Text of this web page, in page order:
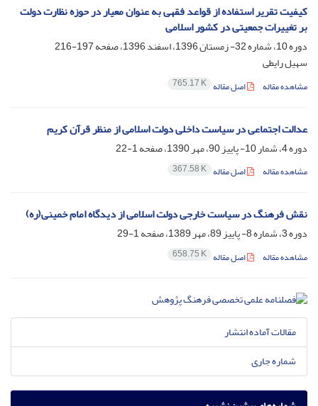
کیفیت تقریر استفاده از قواعد فقهی به عنوان معیار در حوزه نظارت دولت
بر تغییرات جمعیتی در کشور اسلامی
دوره 10، شماره 32- زمستان 1396، اسفند 1396، صفحه
197-216
سهیل رایطی
مشاهده مقاله اصل مقاله 765.17 K
عدالت اجتماعی در سیاست داخلی دولت اسلامی از منظر قرآن کریم
دوره 4، شمار 10- پاییز 90، مهر 1390، صفحه 1-22
مشاهده مقاله اصل مقاله 367.58 K
نقش فرهنگ در سیاست خارجی دولت اسلامی از دیدگاه‌ امام خمینی(ره)
دوره 3، شماره 8- پاییز 89، مهر 1389، صفحه 1-29
مشاهده مقاله اصل مقاله 658.75 K
مقالات آماده انتشار
شماره جاری